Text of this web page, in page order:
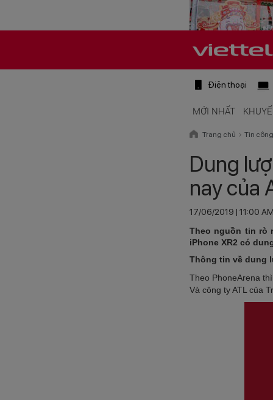
Điện thoại
MỚI NHẤT
Trang chủ Tin
Dung
nay của
17/06/2019 | 11:00
Theo nguồn tin rò
iPhone XR2 có
Thông tin về dung
Theo PhoneArena
Và công ty ATL của